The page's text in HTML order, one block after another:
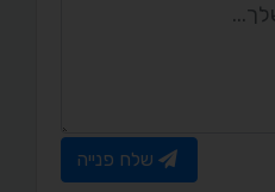
שלח פנייה